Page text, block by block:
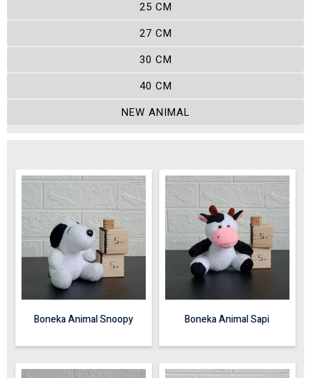
25 CM
27 CM
30 CM
40 CM
NEW ANIMAL
Boneka Animal Snoopy Boneka Animal Sapi